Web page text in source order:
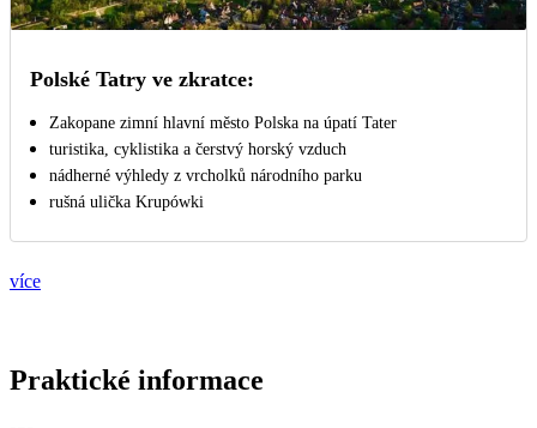
Polské Tatry ve zkratce:
Zakopane zimní hlavní město Polska na úpatí Tater
turistika, cyklistika a čerstvý horský vzduch
nádherné výhledy z vrcholků národního parku
rušná ulička Krupówki
více
Praktické informace